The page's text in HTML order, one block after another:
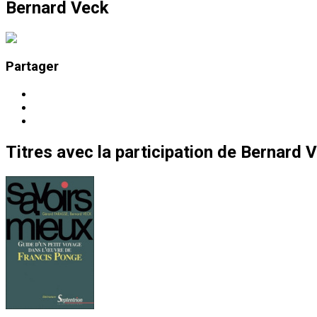
Bernard Veck
Partager
Titres avec la participation de Bernard